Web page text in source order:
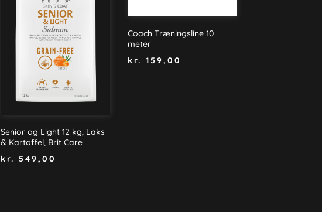
Senior og Light 12 kg, Laks
& Kartoffel, Brit Care
kr.
549,00
Coach Træningsline 10
meter
kr. 159,00